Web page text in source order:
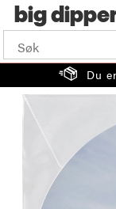
big
Du er